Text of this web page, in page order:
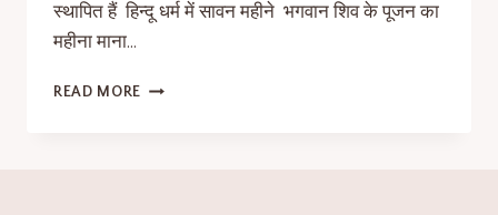
स्थापित हैं हिन्दू धर्म में सावन महीने भगवान शिव के पूजन का
महीना माना…
READ MORE